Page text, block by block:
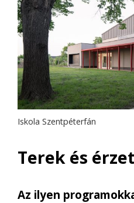
Iskola Szentpéterfán
Terek és
Az ilyen